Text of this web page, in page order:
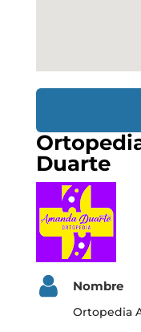
Duarte
Nombre
Ortopedia